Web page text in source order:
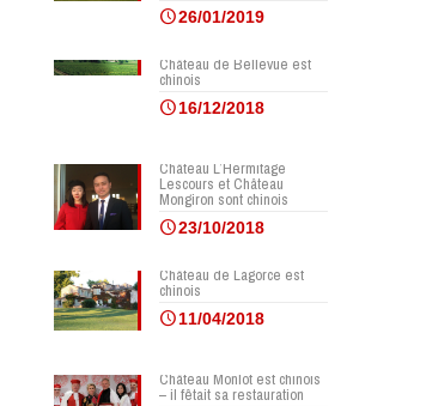
26/01/2019
Château de Bellevue est
chinois
16/12/2018
Château L’Hermitage
Lescours et Château
Mongiron sont chinois
23/10/2018
Château de Lagorce est
chinois
11/04/2018
Château Monlot est chinois
– il fêtait sa restauration